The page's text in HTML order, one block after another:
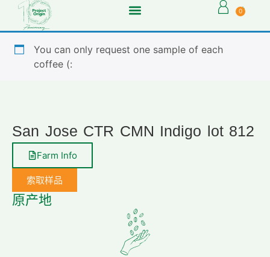
0
You can only request one sample of each
coffee (:
San Jose CTR CMN Indigo lot 812
Farm Info
索取样品
原产地